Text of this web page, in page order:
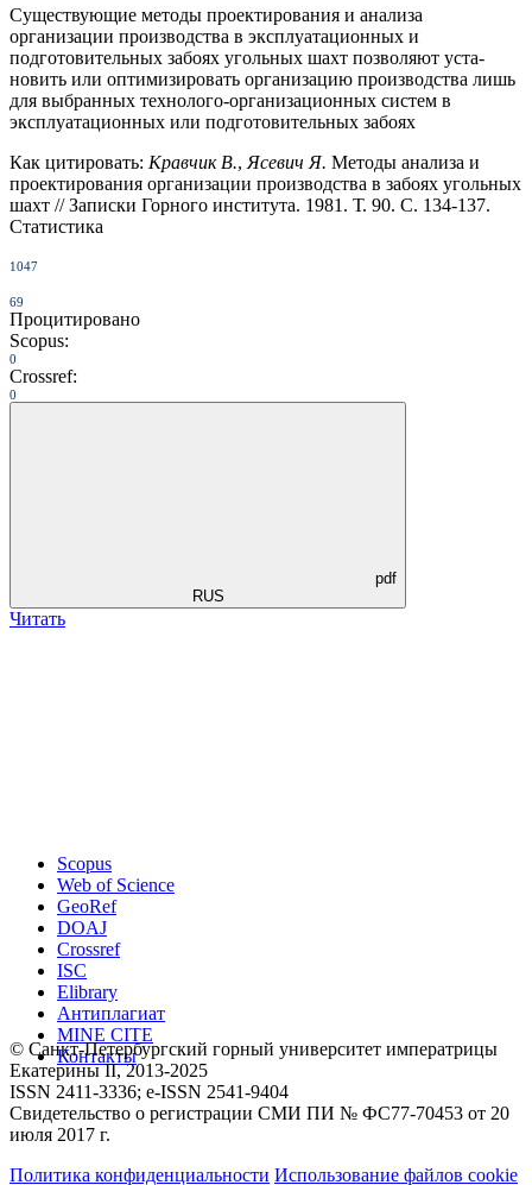
Существующие методы проектирования и анализа
организации производства в эксплуатационных и
подготовительных забоях угольных шахт позволяют уста­
новить или оптимизировать организацию производства лишь
для выбранных технолого-организационных систем в
эксплуатационных или подготовительных за­боях
Как цитировать: Кравчик В., Ясевич Я. Методы анализа и
проектирования организации производства в забоях угольных
шахт // Записки Горного института. 1981. Т. 90. С. 134-137.
Статистика
1047
69
Процитировано
Scopus:
0
Crossref:
0
pdf
RUS
Читать
Scopus
Web of Science
GeoRef
DOAJ
Crossref
ISC
Elibrary
Антиплагиат
MINE CITE
Контакты
© Санкт-Петербургский горный университет императрицы
Екатерины ΙΙ, 2013-2025
ISSN 2411-3336; e-ISSN 2541-9404
Свидетельство о регистрации СМИ ПИ № ФС77-70453 от 20
июля 2017 г.
Политика конфиденциальности Использование файлов cookie